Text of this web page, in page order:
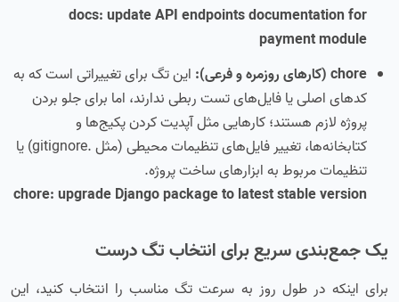
docs: update API endpoints documentation for
payment module
chore (کارهای روزمره و فرعی):
این تگ برای تغییراتی است که به
کدهای اصلی یا فایل‌های تست ربطی ندارند، اما برای جلو بردن
پروژه لازم هستند؛ کارهایی مثل آپدیت کردن پکیج‌ها و
کتابخانه‌ها، تغییر فایل‌های تنظیمات محیطی (مثل .gitignore) یا
تنظیمات مربوط به ابزارهای ساخت پروژه.
chore: upgrade Django package to latest stable version
یک جمع‌بندی سریع برای انتخاب تگ درست
برای اینکه در طول روز به سرعت تگ مناسب را انتخاب کنید، این